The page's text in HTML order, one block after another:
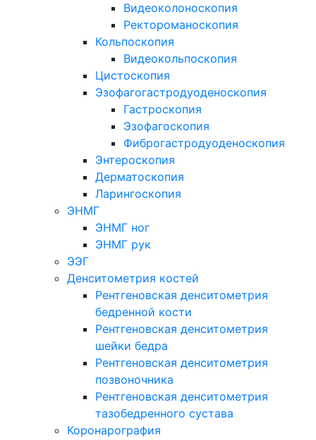
Видеоколоноскопия
Ректороманоскопия
Кольпоскопия
Видеокольпоскопия
Цистоскопия
Эзофагогастродуоденоскопия
Гастроскопия
Эзофагоскопия
Фиброгастродуоденоскопия
Энтероскопия
Дерматоскопия
Ларингоскопия
ЭНМГ
ЭНМГ ног
ЭНМГ рук
ЭЭГ
Денситометрия костей
Рентгеновская денситометрия
бедренной кости
Рентгеновская денситометрия
шейки бедра
Рентгеновская денситометрия
позвоночника
Рентгеновская денситометрия
тазобедренного сустава
Коронарография